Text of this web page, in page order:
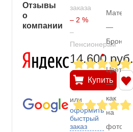
Отзывы
о
компании
заказа
– 2 %
–
Пенсионерам
14.600 руб.
Купить
или
оформить
быстрый
заказ
—
Бронза
Цвет
—
как
на
фото